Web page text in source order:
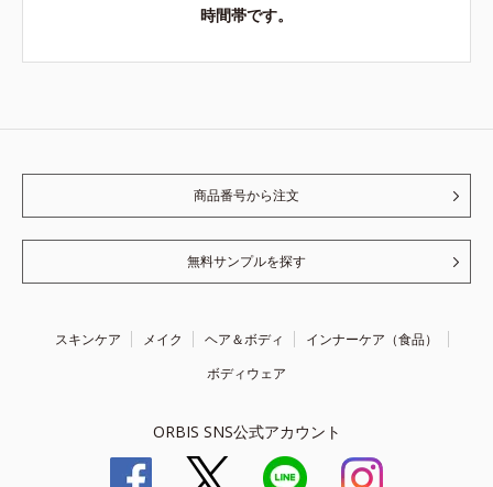
時間帯です。
商品番号から注文
無料サンプルを探す
スキンケア メイク ヘア＆ボディ
インナーケア（食品）
ボディウェア
ORBIS SNS公式アカウント